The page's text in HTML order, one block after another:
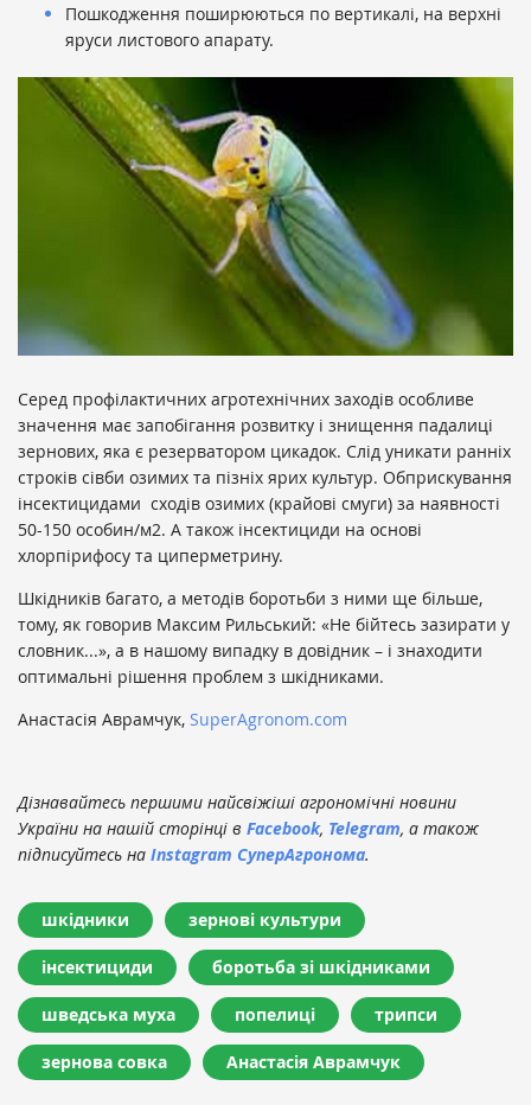
Пошкодження поширюються по вертикалі, на верхні
яруси листового апарату.
Серед профілактичних агротехнічних заходів особливе
значення має запобігання розвитку і знищення падалиці
зернових, яка є резерватором цикадок. Слід уникати ранніх
строків сівби озимих та пізніх ярих культур. Обприскування
інсектицидами сходів озимих (крайові смуги) за наявності
50-150 особин/м2. А також інсектициди на основі
хлорпірифосу та циперметрину.
Шкідників багато, а методів боротьби з ними ще більше,
тому, як говорив Максим Рильський: «Не бійтесь зазирати у
словник...», а в нашому випадку в довідник – і знаходити
оптимальні рішення проблем з шкідниками.
Анастасія Аврамчук, SuperAgronom.com
Дізнавайтесь першими найсвіжіші агрономічні новини
України на нашій сторінці в Facebook, Telegram, а також
підписуйтесь на Instagram СуперАгронома.
шкідники зернові культури
інсектициди боротьба зі шкідниками
шведська муха попелиці трипси
зернова совка Анастасія Аврамчук